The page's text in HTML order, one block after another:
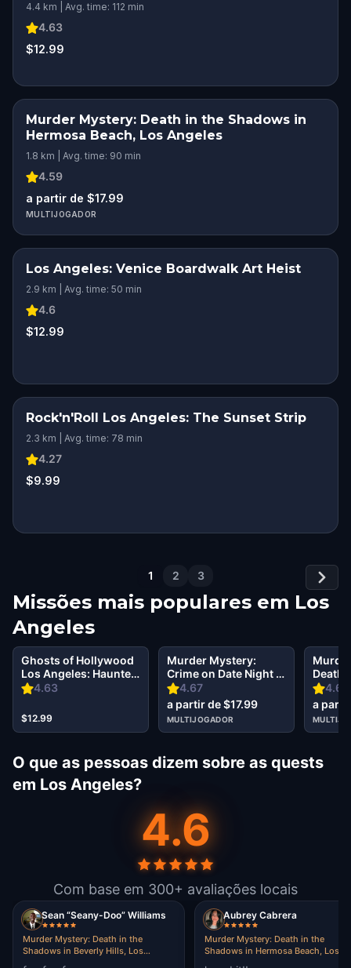
4.4 km | Avg. time: 112 min
4.63
$12.99
Murder Mystery: Death in the Shadows in
Hermosa Beach, Los Angeles
1.8 km | Avg. time: 90 min
4.59
a partir de $17.99
MULTIJOGADOR
Los Angeles: Venice Boardwalk Art Heist
2.9 km | Avg. time: 50 min
4.6
$12.99
Rock'n'Roll Los Angeles: The Sunset Strip
2.3 km | Avg. time: 78 min
4.27
$9.99
1 2 3
Missões mais populares em Los
Angeles
4.63
Ghosts of Hollywood
Los Angeles: Haunted
City
$12.99
4.67
Murder Mystery:
Crime on Date Night in
Los Angeles
a partir de $17.99
MULTIJOGADOR
4.63
Death
in
a
O que as pessoas dizem sobre as quests
em Los Angeles?
4.6
Com base em 300+ avaliações locais
Sean “Seany-Doo” Williams
Murder Mystery: Death in the
Shadows in Beverly Hills, Los
Aubrey Cabrera
Murder Mystery: Death in the
Shadows in Hermosa Beach, Los